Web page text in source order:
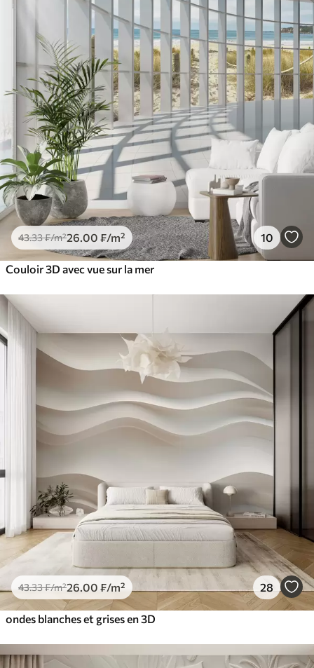
43.33₣/m²26 .00 ₣/m² 10
Couloir 3D avec vue sur la mer
43.33₣/m²26 .00 ₣/m² 28
ondes blanches et grises en 3D